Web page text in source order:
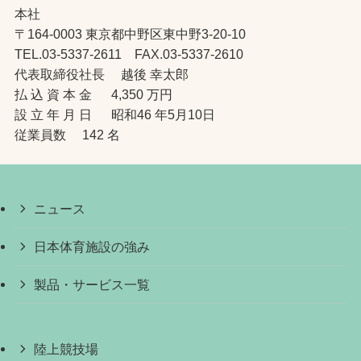
本社
〒164-0003 東京都中野区東中野3-20-10
TEL.03-5337-2611 FAX.03-5337-2610
代表取締役社長 越後 幸太郎
払 込 資 本 金 4,350 万円
設 立 年 月 日 昭和46 年5月10日
従業員数 142 名
ニュース
日本体育施設の強み
製品・サービス一覧
陸上競技場